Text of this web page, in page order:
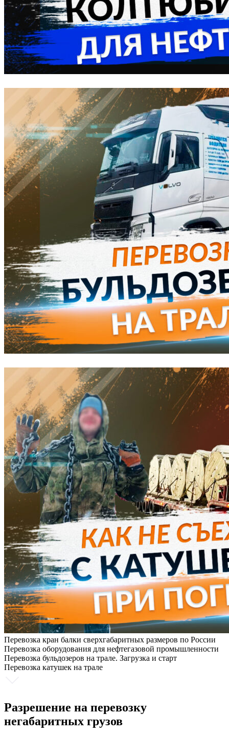
Перевозка кран балки сверхгабаритных размеров по России
Перевозка оборудования для нефтегазовой промышленности
Перевозка бульдозеров на трале. Загрузка и старт
Перевозка катушек на трале
Разрешение на перевозку
негабаритных грузов